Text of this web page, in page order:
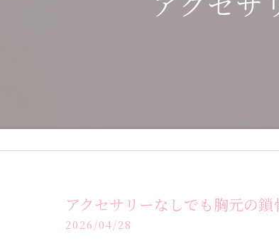
アクセサリーなしでも胸元の
2026/04/28